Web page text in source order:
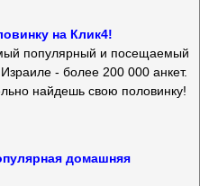
на Клик4!
популярный и посещаемый
- более 200 000 анкет.
найдешь свою половинку!
домашняя